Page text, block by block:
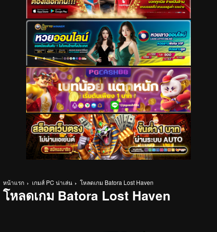
หน้าแรก เกมส์ PC น่าเล่น โหลดเกม Batora Lost Haven
โหลดเกม Batora Lost Haven